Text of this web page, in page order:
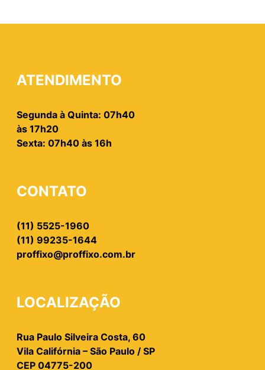
ATENDIMENTO
Segunda à Quinta: 07h40
às 17h20
Sexta: 07h40 às 16h
CONTATO
(11) 5525-1960
(11) 99235-1644
proffixo@proffixo.com.br
LOCALIZAÇÃO
Rua Paulo Silveira Costa, 60
Vila Califórnia – São Paulo / SP
CEP 04775-200